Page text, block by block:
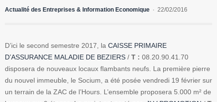
Actualité des Entreprises & Information Economique 22/02/2016
D’ici le second semestre 2017, la CAISSE PRIMAIRE
D’ASSURANCE MALADIE DE BEZIERS / T : 08.20.90.41.70
disposera de nouveaux locaux flambants neufs. La première pierre
du nouvel immeuble, le Socium, a été posée vendredi 19 février sur
un terrain de la ZAC de l’Hours. L’ensemble proposera 5.000 m² de